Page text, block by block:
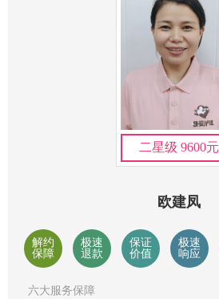
二星级 9600元
欧建凤
解约
保障
极速
退款
保证
价值
极速
响应
六大服务保障